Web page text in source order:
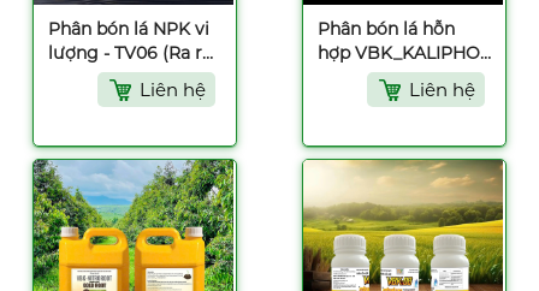
Phân bón lá NPK vi
lượng - TV06 (Ra rễ,
nở bụi, đẻ nhánh) -
500ml
Liên hệ
Phân bón lá hỗn
hợp VBK_KALIPHOS
- 500ml
Liên hệ